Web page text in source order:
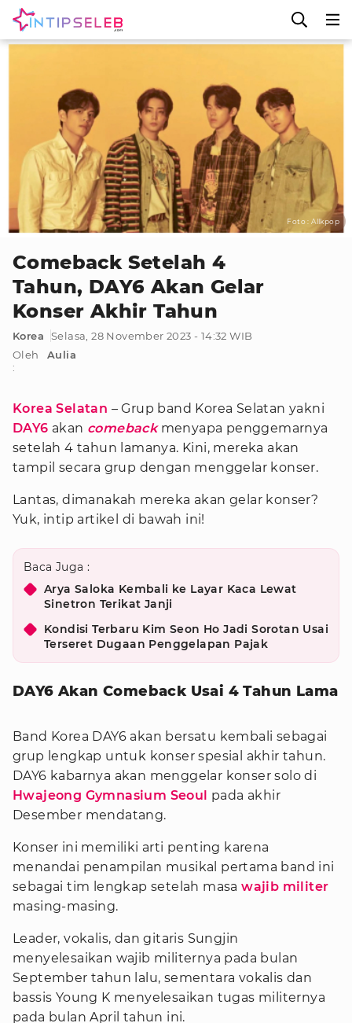
Foto : Allkpop
Comeback Setelah 4
Tahun, DAY6 Akan Gelar
Konser Akhir Tahun
Korea
Selasa, 28 November 2023 - 14:32 WIB
Oleh
:
Aulia
Korea Selatan – Grup band Korea Selatan yakni
DAY6 akan comeback menyapa penggemarnya
setelah 4 tahun lamanya. Kini, mereka akan
tampil secara grup dengan menggelar konser.
Lantas, dimanakah mereka akan gelar konser?
Yuk, intip artikel di bawah ini!
Baca Juga :
Arya Saloka Kembali ke Layar Kaca Lewat
Sinetron Terikat Janji
Kondisi Terbaru Kim Seon Ho Jadi Sorotan Usai
Terseret Dugaan Penggelapan Pajak
DAY6 Akan Comeback Usai 4 Tahun Lama
Band Korea DAY6 akan bersatu kembali sebagai
grup lengkap untuk konser spesial akhir tahun.
DAY6 kabarnya akan menggelar konser solo di
Hwajeong Gymnasium Seoul pada akhir
Desember mendatang.
Konser ini memiliki arti penting karena
menandai penampilan musikal pertama band ini
sebagai tim lengkap setelah masawajib militer
masing-masing.
Leader, vokalis, dan gitaris Sungjin
menyelesaikan wajib militernya pada bulan
September tahun lalu, sementara vokalis dan
bassis Young K menyelesaikan tugas militernya
pada bulan April tahun ini.